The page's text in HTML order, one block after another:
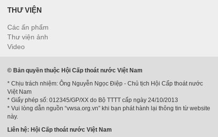
THƯ VIỆN
Các ấn phẩm
Thư viện ảnh
Video
© Bản quyền thuộc Hội Cấp thoát nước Việt Nam
* Chịu trách nhiệm: Ông Nguyễn Ngọc Điệp - Chủ tịch Hội Cấp thoát nước
Việt Nam
* Giấy phép số: 012345/GP/XX do Bộ TTTT cấp ngày 24/10/2013
* Vui lòng dẫn nguồn “vwsa.org.vn” khi bạn phát hành lại thông tin từ website
này.
Liên hệ: Hội Cấp thoát nước Việt Nam